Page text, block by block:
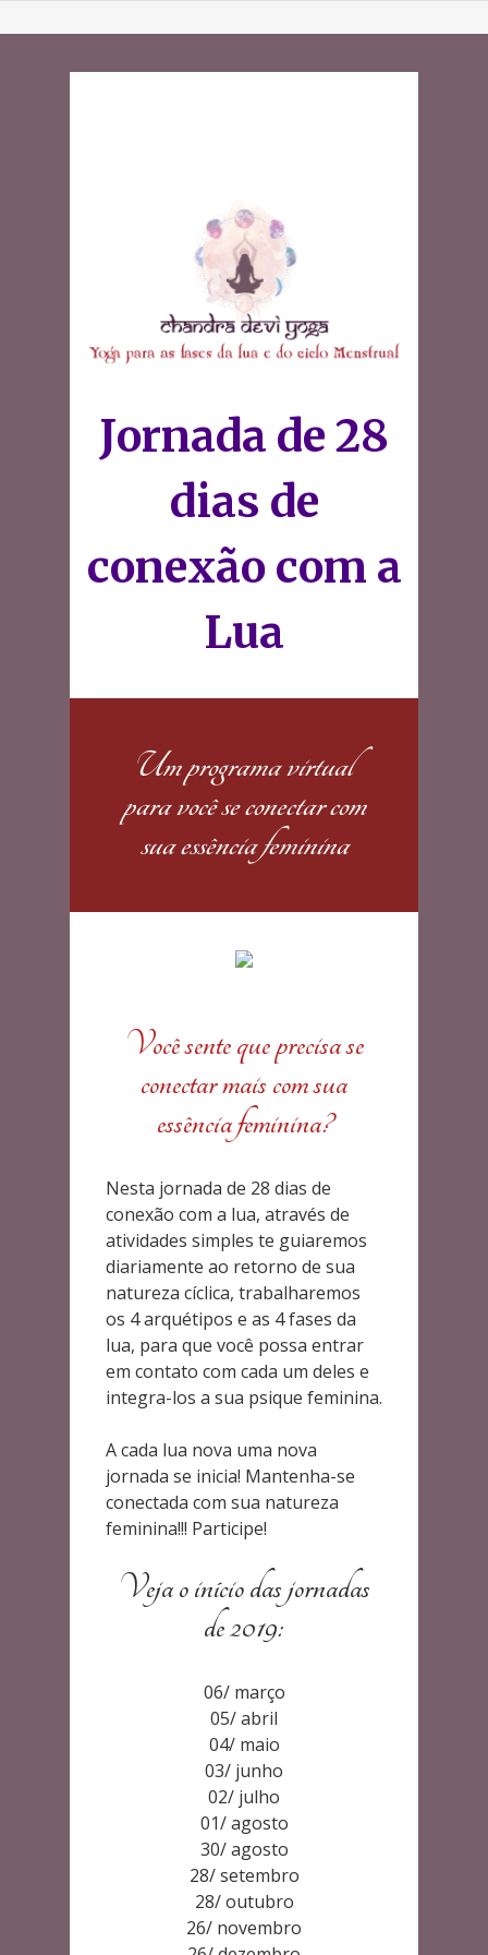
Jornada de 28
dias de
conexão com a
Lua
Um programa virtual
para você se conectar com
sua essência feminina
Você sente que precisa se
conectar mais com sua
essência feminina?
Nesta jornada de 28 dias de
conexão com a lua, através de
atividades simples te guiaremos
diariamente ao retorno de sua
natureza cíclica, trabalharemos
os 4 arquétipos e as 4 fases da
lua, para que você possa entrar
em contato com cada um deles e
integra-los a sua psique feminina.
A cada lua nova uma nova
jornada se inicia! Mantenha-se
conectada com sua natureza
feminina!!! Participe!
Veja o início das jornadas
de 2019:
06/ março
05/ abril
04/ maio
03/ junho
02/ julho
01/ agosto
30/ agosto
28/ setembro
28/ outubro
26/ novembro